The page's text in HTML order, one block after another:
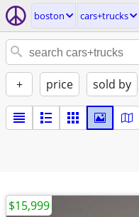
boston cars+trucks
+ price sold by
$15,999